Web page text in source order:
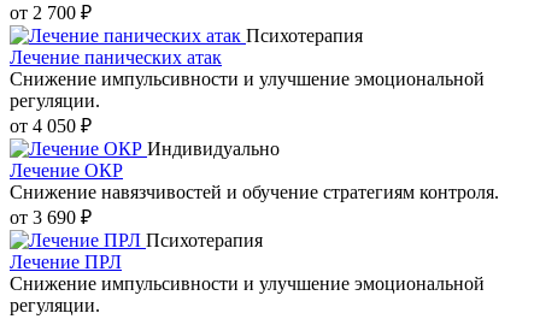
от 2 700 ₽
Психотерапия
Лечение панических атак
Снижение импульсивности и улучшение эмоциональной
регуляции.
от 4 050 ₽
Индивидуально
Лечение ОКР
Снижение навязчивостей и обучение стратегиям контроля.
от 3 690 ₽
Психотерапия
Лечение ПРЛ
Снижение импульсивности и улучшение эмоциональной
регуляции.